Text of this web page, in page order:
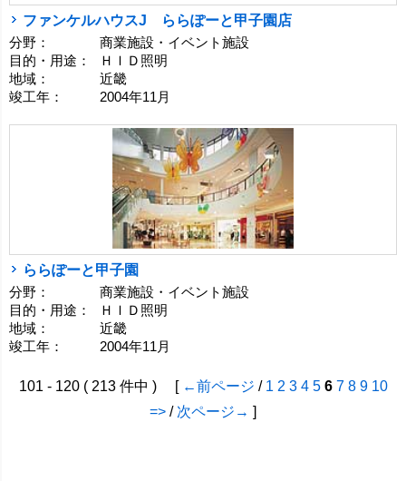
ファンケルハウスJ ららぽーと甲子園店
分野：
商業施設・イベント施設
目的・用途：
ＨＩＤ照明
地域：
近畿
竣工年：
2004年11月
ららぽーと甲子園
分野：
商業施設・イベント施設
目的・用途：
ＨＩＤ照明
地域：
近畿
竣工年：
2004年11月
101 - 120 ( 213 件中 ) [ ←前ページ / 1 2 3 4 5 6 7 8 9 10
=> / 次ページ→ ]